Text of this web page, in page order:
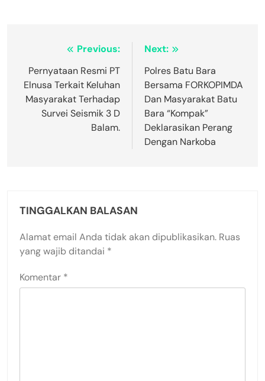
Navigasi
pos
Previous:
Pernyataan Resmi PT
Elnusa Terkait Keluhan
Masyarakat Terhadap
Survei Seismik 3 D
Balam.
Next:
Polres Batu Bara
Bersama FORKOPIMDA
Dan Masyarakat Batu
Bara “Kompak”
Deklarasikan Perang
Dengan Narkoba
TINGGALKAN BALASAN
Alamat email Anda tidak akan dipublikasikan. Ruas
yang wajib ditandai *
Komentar *